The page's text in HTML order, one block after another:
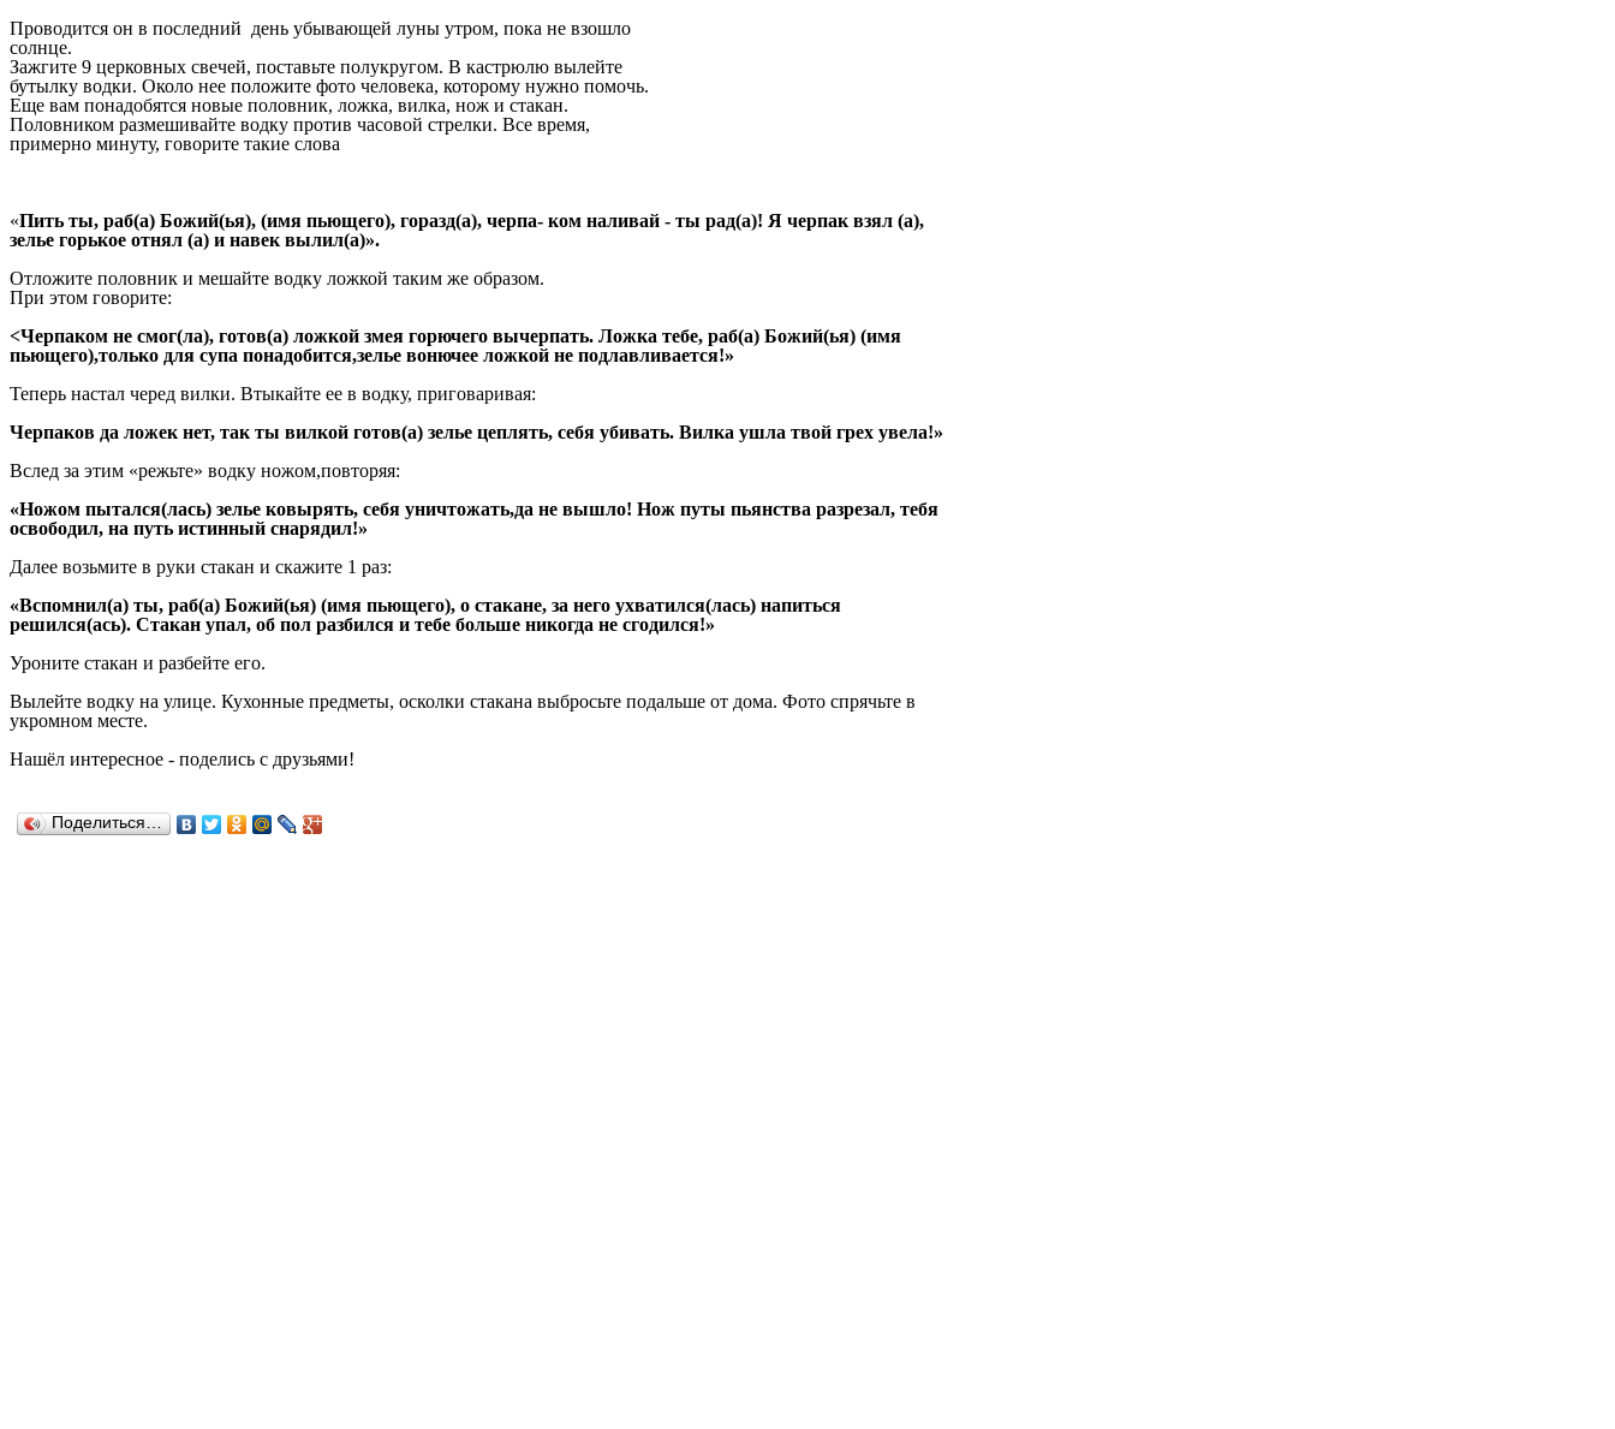
Проводится он в последний день убывающей луны утром, пока не взошло
солнце.
Зажгите 9 церковных свечей, поставьте полукругом. В кастрюлю вылейте
бутылку водки. Около нее положите фото человека, которому нужно помочь.
Еще вам понадобятся новые половник, ложка, вилка, нож и стакан.
Половником размешивайте водку против часовой стрелки. Все время,
примерно минуту, говорите такие слова
«Пить ты, раб(а) Божий(ья), (имя пьющего), горазд(а), черпа- ком наливай - ты рад(а)! Я черпак взял (а),
зелье горькое отнял (а) и навек вылил(а)».
Отложите половник и мешайте водку ложкой таким же образом.
При этом говорите:
<Черпаком не смог(ла), готов(а) ложкой змея горючего вычерпать. Ложка тебе, раб(а) Божий(ья) (имя
пьющего),только для супа понадобится,зелье вонючее ложкой не подлавливается!»
Теперь настал черед вилки. Втыкайте ее в водку, приговаривая:
Черпаков да ложек нет, так ты вилкой готов(а) зелье цеплять, себя убивать. Вилка ушла твой грех увела!»
Вслед за этим «режьте» водку ножом,повторяя:
«Ножом пытался(лась) зелье ковырять, себя уничтожать,да не вышло! Нож путы пьянства разрезал, тебя
освободил, на путь истинный снарядил!»
Далее возьмите в руки стакан и скажите 1 раз:
«Вспомнил(а) ты, раб(а) Божий(ья) (имя пьющего), о стакане, за него ухватился(лась) напиться
решился(ась). Стакан упал, об пол разбился и тебе больше никогда не сгодился!»
Уроните стакан и разбейте его.
Вылейте водку на улице. Кухонные предметы, осколки стакана выбросьте подальше от дома. Фото спрячьте в
укромном месте.
Нашёл интересное - поделись с друзьями!
Поделиться…